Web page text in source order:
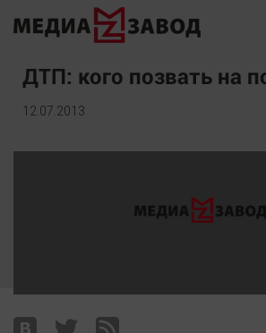
Новости
Курилка
ДТП: кого позвать на
12.07.2013